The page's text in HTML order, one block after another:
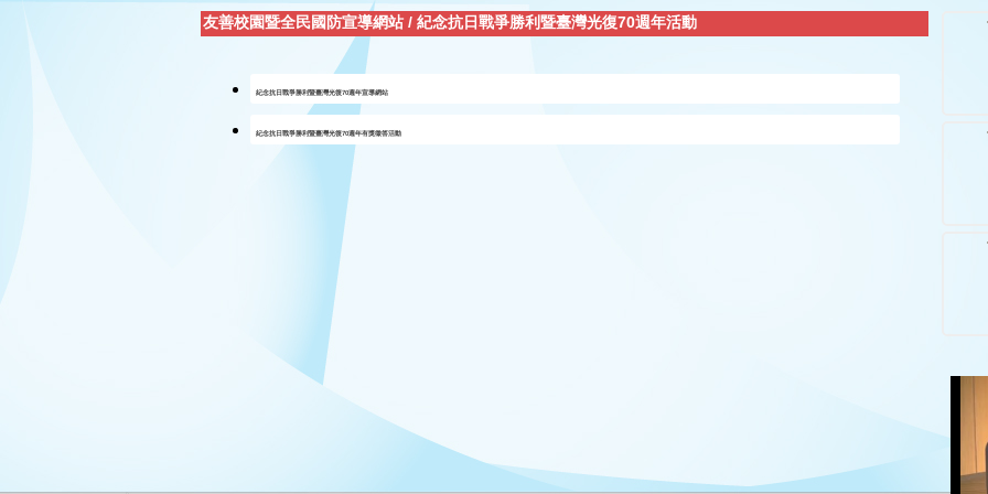
友善校園暨全民國防宣導網站 / 紀念抗日戰爭勝利暨臺灣光復70週年活動
紀念抗日戰爭勝利暨臺灣光復70週年宣導網站
紀念抗日戰爭勝利暨臺灣光復70週年有獎徵答活動